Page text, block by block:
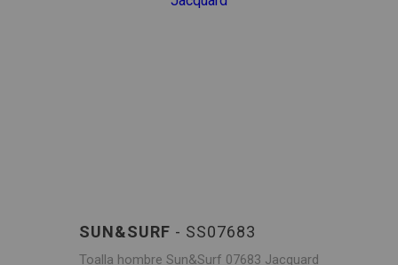
SUN&SURF - SS07683
Toalla hombre Sun&Surf 07683 Jacquard